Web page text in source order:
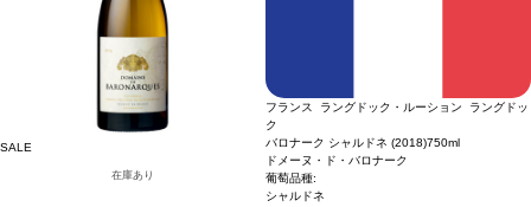
SALE
在庫あり
フランス ラングドック・ルーション ラングドッ
ク
バロナーク シャルドネ (2018)750ml
ドメーヌ・ド・バロナーク
葡萄品種:
シャルドネ